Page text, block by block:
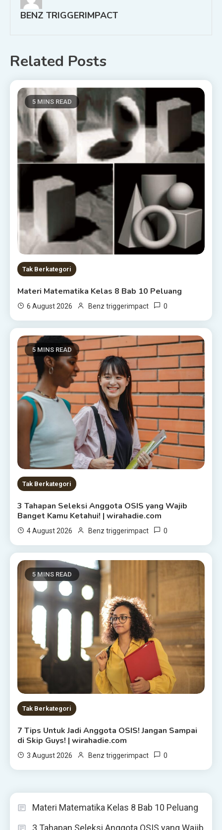
BENZ TRIGGERIMPACT
Related Posts
5 MINS READ
Tak Berkategori
Materi Matematika Kelas 8 Bab 10 Peluang
6 August 2026 Benz triggerimpact 0
5 MINS READ
Tak Berkategori
3 Tahapan Seleksi Anggota OSIS yang Wajib
Banget Kamu Ketahui! | wirahadie.com
4 August 2026 Benz triggerimpact 0
5 MINS READ
Tak Berkategori
7 Tips Untuk Jadi Anggota OSIS! Jangan Sampai
di Skip Guys! | wirahadie.com
3 August 2026 Benz triggerimpact 0
Materi Matematika Kelas 8 Bab 10 Peluang
3 Tahapan Seleksi Anggota OSIS yang Wajib